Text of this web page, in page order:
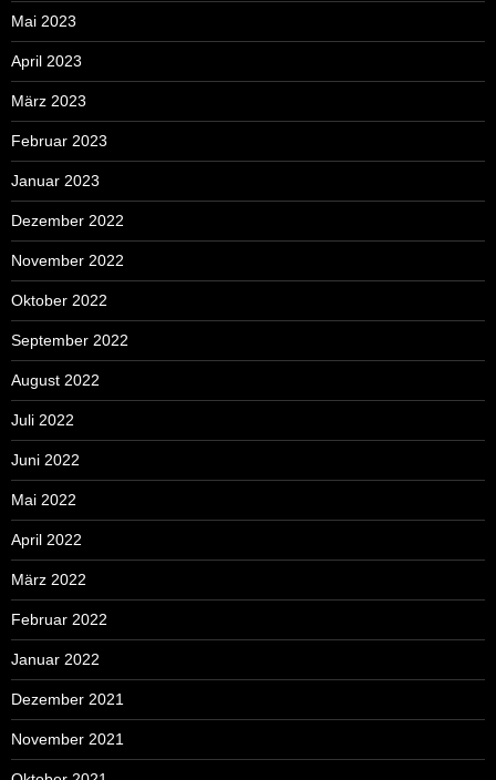
Mai 2023
April 2023
März 2023
Februar 2023
Januar 2023
Dezember 2022
November 2022
Oktober 2022
September 2022
August 2022
Juli 2022
Juni 2022
Mai 2022
April 2022
März 2022
Februar 2022
Januar 2022
Dezember 2021
November 2021